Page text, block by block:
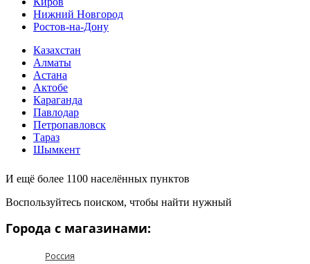
Нижний Новгород
Ростов-на-Дону
Казахстан
Алматы
Астана
Актобе
Караганда
Павлодар
Петропавловск
Тараз
Шымкент
И ещё более 1100 населённых пунктов
Воспользуйтесь поиском, чтобы найти нужный
Города с магазинами:
Россия